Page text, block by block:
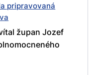
pripravovaná
župan Jozef